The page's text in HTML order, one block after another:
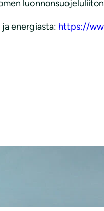
energiasta: https://